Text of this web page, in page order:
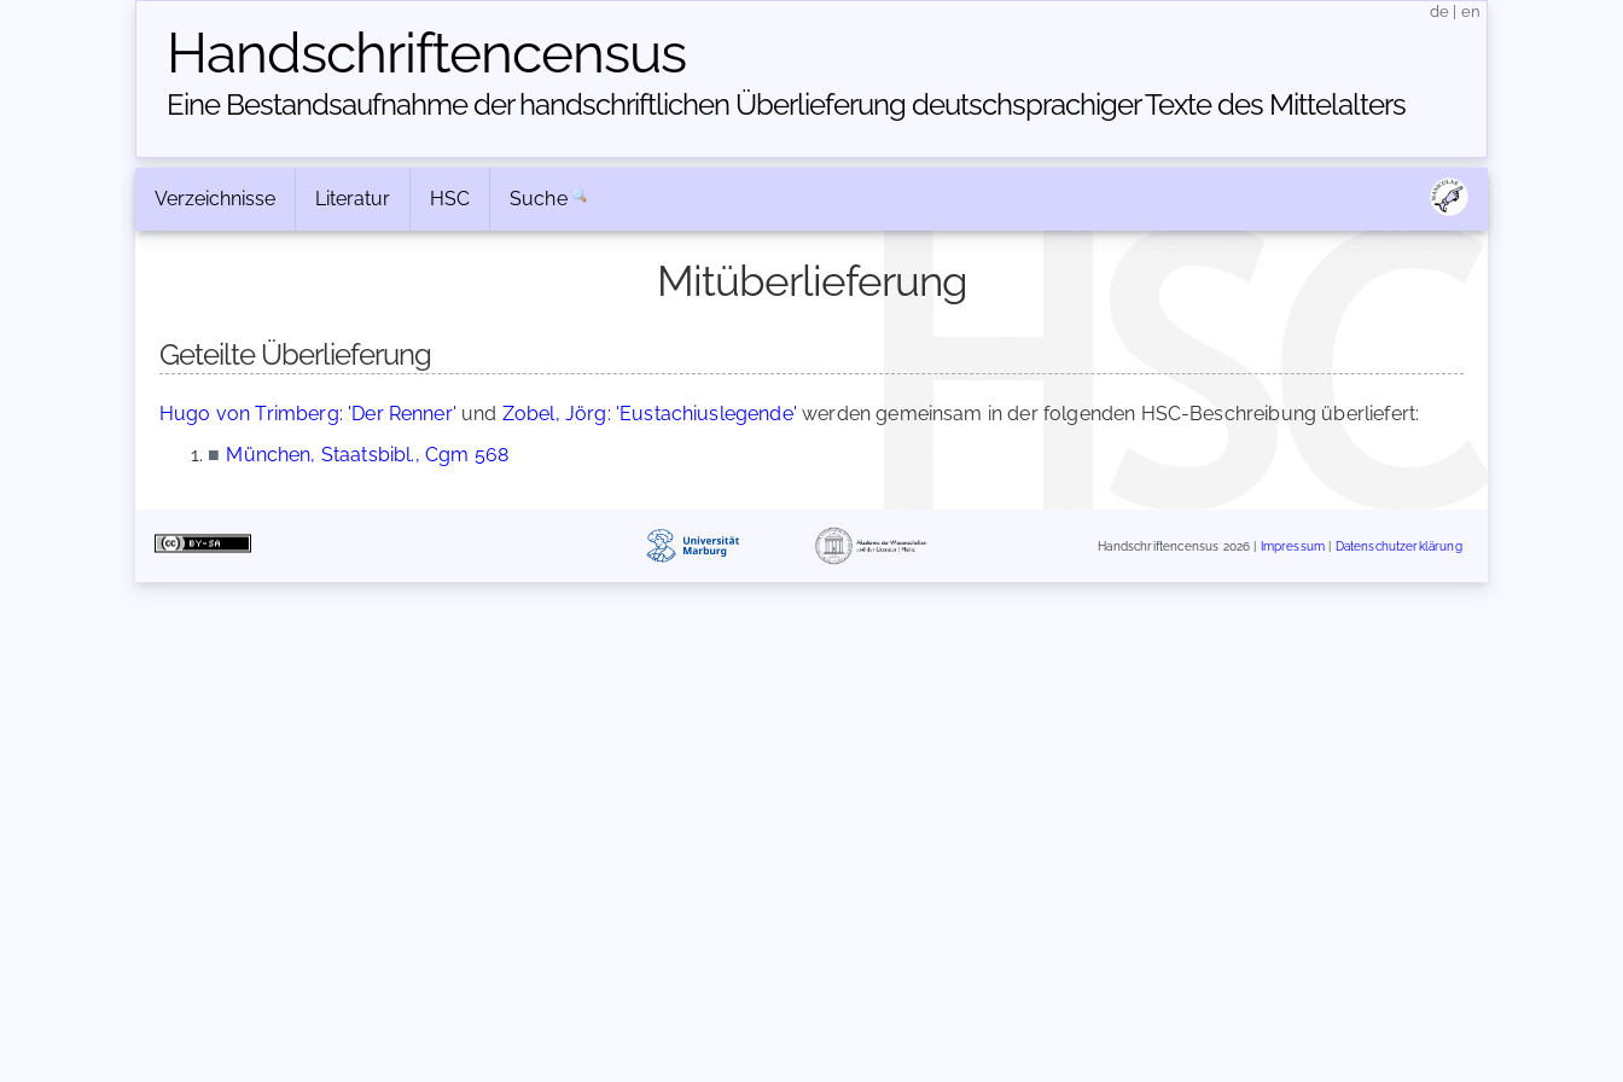
Handschriften­census
Eine Bestandsaufnahme der handschriftlichen Über­lieferung deutschsprachiger Texte des Mittelalters
de en
Verzeichnisse Literatur HSC Suche
Mitüberlieferung
Geteilte Überlieferung
Hugo von Trimberg: 'Der Renner' und Zobel, Jörg: 'Eustachiuslegende' werden gemeinsam in der folgenden HSC-Beschreibung überliefert:
■ München, Staatsbibl., Cgm 568
Handschriftencensus 2026 | Impressum Datenschutzerklärung